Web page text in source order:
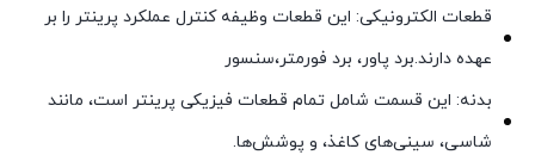
قطعات الکترونیکی: این قطعات وظیفه کنترل عملکرد پرینتر را بر
عهده دارند.برد پاور، برد فورمتر،سنسور
بدنه: این قسمت شامل تمام قطعات فیزیکی پرینتر است، مانند
شاسی، سینی‌های کاغذ، و پوشش‌ها.